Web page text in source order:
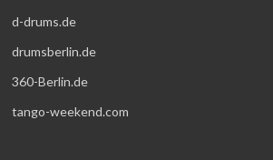
d-drums.de
drumsberlin.de
360-Berlin.de
tango-weekend.com